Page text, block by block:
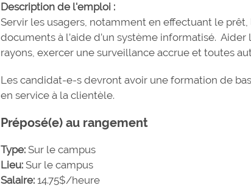
Description de l'emploi :
Servir les usagers, notamment en effectuant le
documents à l’aide d’un système informatisé.
rayons, exercer une surveillance accrue et toutes
Les candidat-e-s devront avoir une formation de
en service à la clientèle.
Préposé(e) au rangement
Type:Sur le campus
Lieu:Sur le campus
Salaire:14.75$/heure